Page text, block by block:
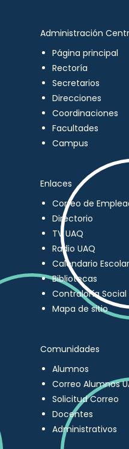
Administración
Página principal
Rectoría
Secretarios
Direcciones
Coordinaciones
Facultades
Campus
Enlaces
Correo de
Directorio
TV UAQ
Radio UAQ
Calendario Escolar
Bibliotecas
Contraloría Social
Mapa de sitio
Comunidades
Alumnos
Correo Alumnos
Solicitud Correo
Docentes
Administrativos